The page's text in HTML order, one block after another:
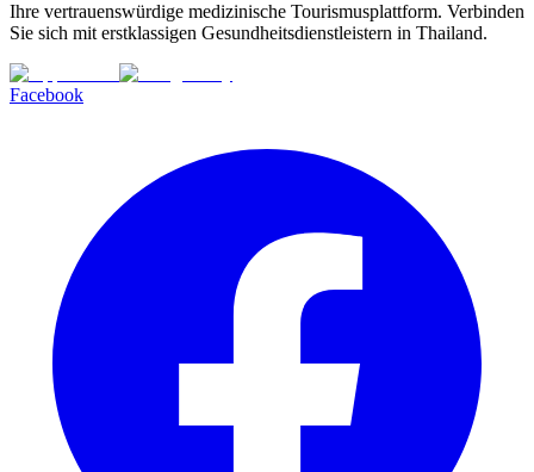
Ihre vertrauenswürdige medizinische Tourismusplattform. Verbinden
Sie sich mit erstklassigen Gesundheitsdienstleistern in Thailand.
Facebook